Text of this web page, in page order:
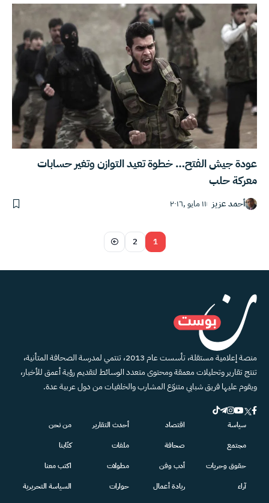
عودة جيش الفتح… خطوة تعيد التوازن وتغير حسابات
معركة حلب
أحمد عزيز ١١ مايو ,٢٠١٦
1
2
منصة إعلامية مستقلة، تأسست عام 2013، تنتمي لمدرسة الصحافة المتأنية،
تنتج تقارير وتحليلات معمقة ومحتوى متعدد الوسائط لتقديم رؤية أعمق للأخبار،
ويقوم عليها فريق شبابي متنوّع المشارب والخلفيات من دول عربية عدة.
سياسة
مجتمع
حقوق وحريات
آراء
اقتصاد
صحافة
أدب وفن
ريادة أعمال
أحدث التقارير
ملفات
مطولات
حوارات
من نحن
كتّابنا
اكتب معنا
السياسة التحريرية